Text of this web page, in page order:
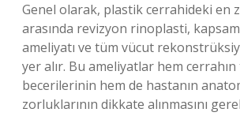
Genel olarak, plastik cerrahideki en
arasında revizyon rinoplasti,
ameliyatı ve tüm vücut
yer alır. Bu ameliyatlar hem
becerilerinin hem de hastanın
zorluklarının dikkate alınmasını